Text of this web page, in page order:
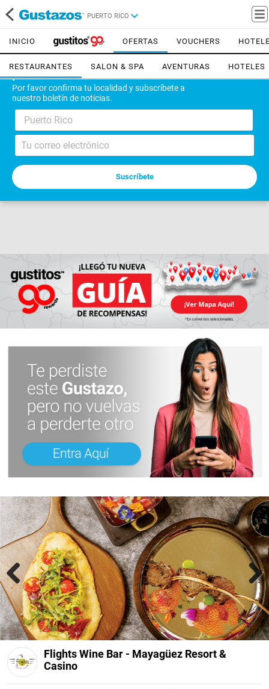
PUERTO RICO
¡Bienvenido!
Por favor confirma tu localidad y subscríbete a
nuestro boletín de noticias.
Puerto Rico
INICIO OFERTAS VOUCHERS
RESTAURANTES SALON & SPA AVENTURAS HOTELES
Previous Next
Flights Wine Bar - Mayagüez Resort &
Casino